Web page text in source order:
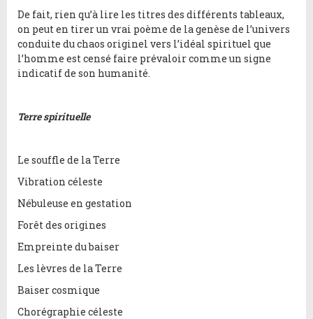
De fait, rien qu’à lire les titres des différents tableaux,
on peut en tirer un vrai poème de la genèse de l’univers
conduite du chaos originel vers l’idéal spirituel que
l’homme est censé faire prévaloir comme un signe
indicatif de son humanité.
Terre spirituelle
Le souffle de la Terre
Vibration céleste
Nébuleuse en gestation
Forêt des origines
Empreinte du baiser
Les lèvres de la Terre
Baiser cosmique
Chorégraphie céleste